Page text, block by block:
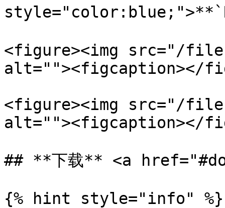
<figure><img src="/files/
alt=""><figcaption></
<figure><img src="/
alt=""><figcaption></
## **下载** <a
{% hint style="info" %}